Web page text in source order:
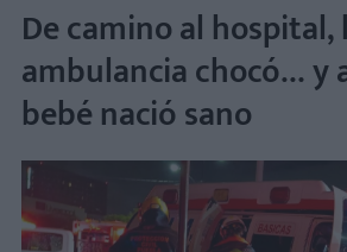
De camino al hospital,
ambulancia chocó… y
bebé nació sano